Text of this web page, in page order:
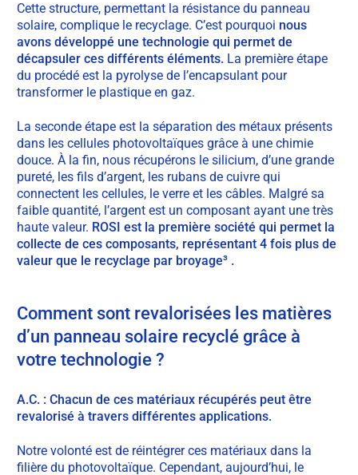
Cette structure, permettant la résistance du panneau
solaire, complique le recyclage. C’est pourquoi nous
avons développé une technologie qui permet de
décapsuler ces différents éléments. La première étape
du procédé est la pyrolyse de l’encapsulant pour
transformer le plastique en gaz.
La seconde étape est la séparation des métaux présents
dans les cellules photovoltaïques grâce à une chimie
douce. À la fin, nous récupérons le silicium, d’une grande
pureté, les fils d’argent, les rubans de cuivre qui
connectent les cellules, le verre et les câbles. Malgré sa
faible quantité, l’argent est un composant ayant une très
haute valeur. ROSI est la première société qui permet la
collecte de ces composants, représentant 4 fois plus de
valeur que le recyclage par broyage³ .
Comment sont revalorisées les matières
d’un panneau solaire recyclé grâce à
votre technologie ?
A.C. : Chacun de ces matériaux récupérés peut être
revalorisé à travers différentes applications.
Notre volonté est de réintégrer ces matériaux dans la
filière du photovoltaïque. Cependant, aujourd’hui, le